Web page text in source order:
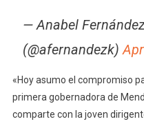
— Anabel
(@afernandezk)
«Hoy asumo el compromiso
primera gobernadora de
comparte con la joven